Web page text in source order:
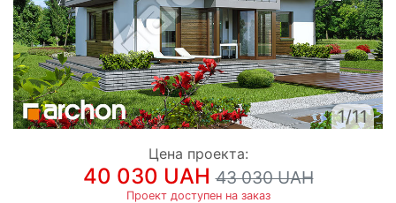
1/11
Цена проекта:
40 030 UAH43 030 UAH
Проект доступен на заказ